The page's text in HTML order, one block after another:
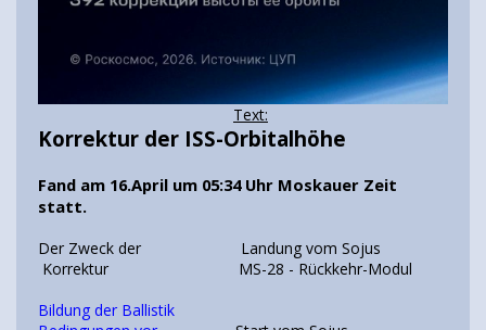
Text:
Korrektur der ISS-Orbitalhöhe
Fand am 16.April um 05:34 Uhr Moskauer Zeit
statt.
Der Zweck der Landung vom Sojus
Korrektur MS-28 - Rückkehr-Modul
Bildung der Ballistik